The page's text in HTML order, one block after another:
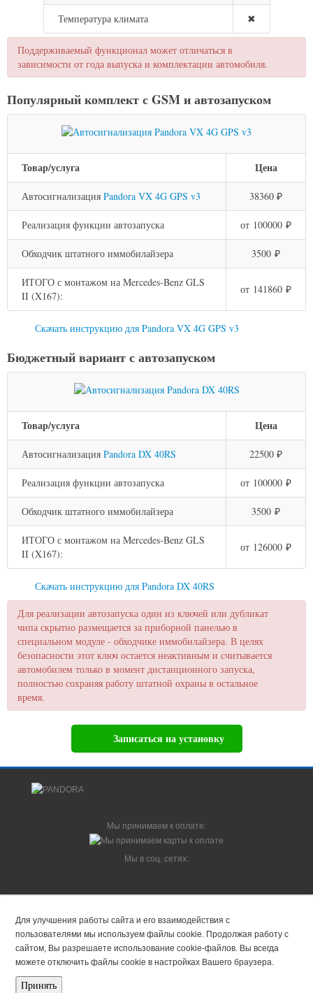
Температура климата ✖
Поддерживаемый функционал может отличаться в
зависимости от года выпуска и комплектации автомобиля.
Популярный комплект с GSM и автозапуском
Товар/услуга Цена
Автосигнализация Pandora VX 4G GPS v3 38360 ₽
Реализация функции автозапуска от 100000 ₽
Обходчик штатного иммобилайзера 3500 ₽
ИТОГО с монтажом на Mercedes-Benz GLS
II (X167):
от 141860 ₽
Скачать инструкцию для Pandora VX 4G GPS v3
Бюджетный вариант с автозапуском
Товар/услуга Цена
Автосигнализация Pandora DX 40RS 22500 ₽
Реализация функции автозапуска от 100000 ₽
Обходчик штатного иммобилайзера 3500 ₽
ИТОГО с монтажом на Mercedes-Benz GLS
II (X167):
от 126000 ₽
Скачать инструкцию для Pandora DX 40RS
Для реализации автозапуска один из ключей или дубликат
чипа скрытно размещается за приборной панелью в
специальном модуле - обходчике иммобилайзера. В целях
безопасности этот ключ остается неактивным и считывается
автомобилем только в момент дистанционного запуска,
полностью сохраняя работу штатной охраны в остальное
время.
Записаться на установку
Мы принимаем к оплате:
Мы в соц. сетях:
Москва.
Все права защищены. Запрещается использование материалов данного
сайта без указания ссылки на первоисточник.
Принять